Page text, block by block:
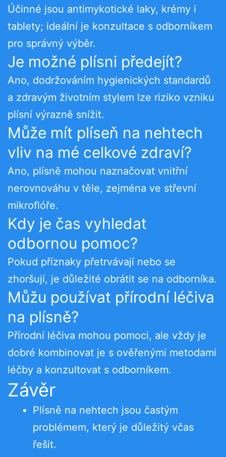
Účinné jsou antimykotické laky, krémy i
tablety; ideální je konzultace s odborníkem
pro správný výběr.
Je možné plísni předejít?
Ano, dodržováním hygienických standardů
a zdravým životním stylem lze riziko vzniku
plísní výrazně snížit.
Může mít plíseň na nehtech
vliv na mé celkové zdraví?
Ano, plísně mohou naznačovat vnitřní
nerovnováhu v těle, zejména ve střevní
mikroflóře.
Kdy je čas vyhledat
odbornou pomoc?
Pokud příznaky přetrvávají nebo se
zhoršují, je důležité obrátit se na odborníka.
Můžu používat přírodní léčiva
na plísně?
Přírodní léčiva mohou pomoci, ale vždy je
dobré kombinovat je s ověřenými metodami
léčby a konzultovat s odborníkem.
Závěr
Plísně na nehtech jsou častým
problémem, který je důležitý včas
řešit.